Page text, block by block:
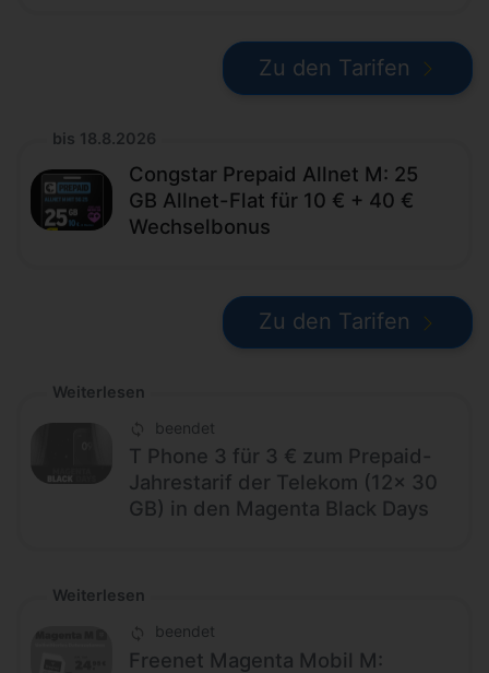
Zu den Tarifen
bis 18.8.2026
Congstar Prepaid Allnet M: 25
GB Allnet-Flat für 10 € + 40 €
Wechselbonus
Zu den Tarifen
Weiterlesen
beendet
T Phone 3 für 3 € zum Prepaid-
Jahrestarif der Telekom (12x 30
GB) in den Magenta Black Days
Weiterlesen
beendet
Freenet Magenta Mobil M: